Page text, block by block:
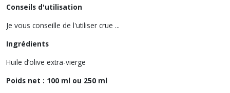
Conseils d'utilisation
Je vous conseille de l'utiliser crue ...
Ingrédients
Huile d’olive extra-vierge
Poids net : 100 ml ou 250 ml